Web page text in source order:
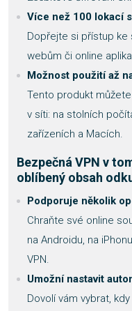
Více než 100 lokací
Dopřejte si přístup ke
webům či online
Možnost použití až
Tento produkt
v síti: na stolních
zařízeních a Macích.
Bezpečná VPN v
oblíbený obsah
Podporuje několik
Chraňte své online
na Androidu, na
VPN.
Umožní nastavit
Dovolí vám vybrat,